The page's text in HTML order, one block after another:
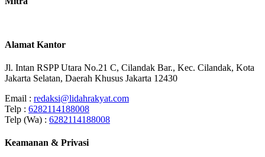
Alamat Kantor
Jl. Intan RSPP Utara No.21 C, Cilandak Bar., Kec. Cilandak, Kota
Jakarta Selatan, Daerah Khusus Jakarta 12430
Email : redaksi@lidahrakyat.com
Telp : 6282114188008
Telp (Wa) : 6282114188008
Keamanan & Privasi